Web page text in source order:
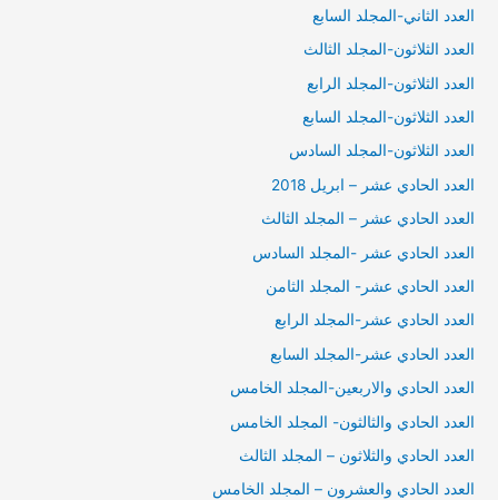
العدد الثاني-المجلد السابع
العدد الثلاثون-المجلد الثالث
العدد الثلاثون-المجلد الرابع
العدد الثلاثون-المجلد السابع
العدد الثلاثون-المجلد السادس
العدد الحادي عشر – ابريل 2018
العدد الحادي عشر – المجلد الثالث
العدد الحادي عشر -المجلد السادس
العدد الحادي عشر- المجلد الثامن
العدد الحادي عشر-المجلد الرابع
العدد الحادي عشر-المجلد السابع
العدد الحادي والاربعين-المجلد الخامس
العدد الحادي والثالثون- المجلد الخامس
العدد الحادي والثلاثون – المجلد الثالث
العدد الحادي والعشرون – المجلد الخامس